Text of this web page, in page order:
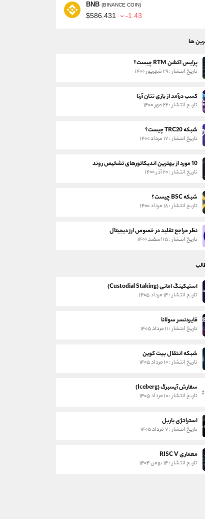
BNB (BINANCE COIN)
$586.431 -1.43
ها
پرایس اکشن RTM چیست؟
تاریخ انتشار : ۲۹ شهریور ۱۴۰۰
کسب درآمد از بازی تتان آرنا
تاریخ انتشار : ۲۲ مهر ۱۴۰۰
شبکه TRC20 چیست؟
تاریخ انتشار : ۱۷ مرداد ۱۴۰۰
10 مورد از بهترین اندیکاتورهای تشخیص روند
تاریخ انتشار : ۲۰ آذر ۱۴۰۰
شبکه BSC چیست؟
تاریخ انتشار : ۱۸ مرداد ۱۴۰۰
نظر مراجع تقلید در خصوص ارز دیجیتال
تاریخ انتشار : ۱۵ اسفند ۱۴۰۰
استیکینگ امانی (Custodial Staking)
تاریخ انتشار : ۱۴ مرداد ۱۴۰۵
فایردنسر سولانا
تاریخ انتشار : ۱۱ مرداد ۱۴۰۵
شبکه انتقال بیت کوین
تاریخ انتشار : ۱۰ مرداد ۱۴۰۵
سفارش آیسبرگ (Iceberg)
تاریخ انتشار : ۱۰ مرداد ۱۴۰۵
استراتژی باربل
تاریخ انتشار : ۷ مرداد ۱۴۰۵
معماری RISC V
تاریخ انتشار : ۱۴ بهمن ۱۴۰۴